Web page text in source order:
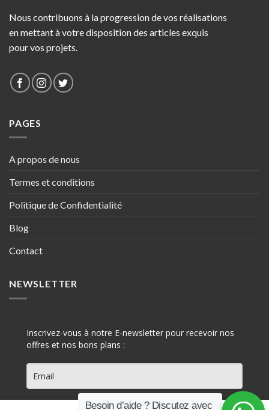
Nous contribuons à la progression de vos réalisations
en mettant à votre disposition des articles exquis
pour vos projets.
PAGES
A propos de nous
Termes et conditions
Politique de Confidentialité
Blog
Contact
NEWSLETTER
Inscrivez-vous à notre E-newsletter pour recevoir nos
offres et nos bons plans :
Besoin d’aide ? Discutez avec